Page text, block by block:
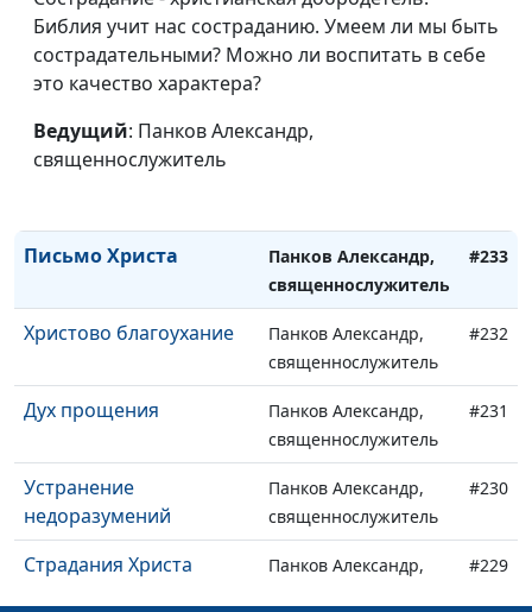
Библия учит нас состраданию. Умеем ли мы быть
сострадательными? Можно ли воспитать в себе
это качество характера?
Ведущий: Панков Александр,
священнослужитель
Божья Сила
Панков Александр,
священнослужитель
#236
Ничего, кроме истины
священнослужитель
Покрывало неверия
Письмо Христа
Панков Александр,
священнослужитель
#233
Христово благоухание
Панков Александр,
священнослужитель
#232
Дух прощения
Панков Александр,
священнослужитель
#231
Устранение
недоразумений
Панков Александр,
священнослужитель
#230
Страдания Христа
Панков Александр,
#229